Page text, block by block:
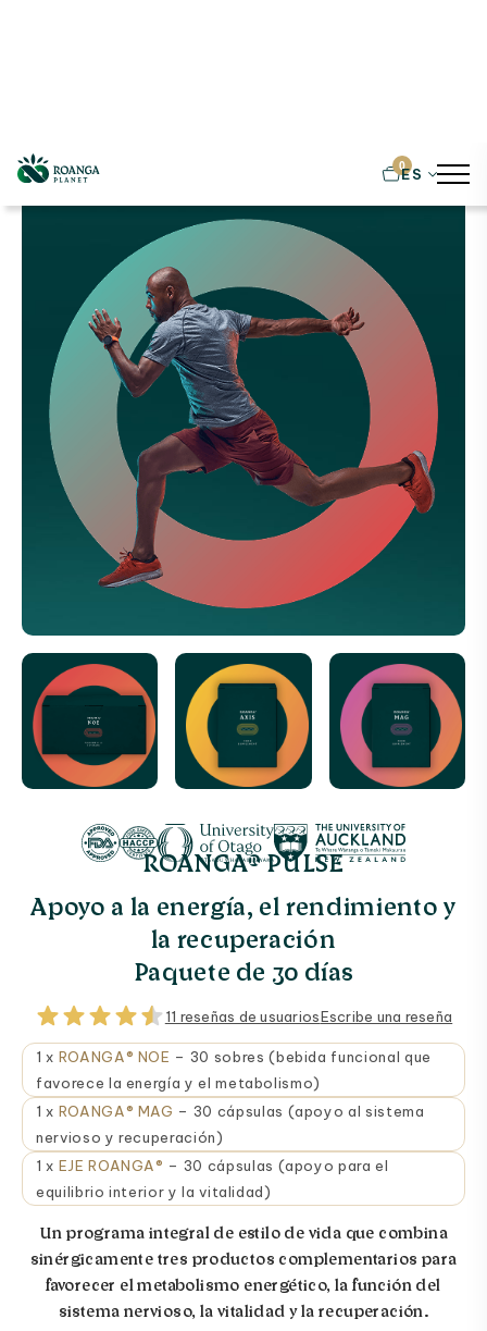
ROANGA® PULSE
Apoyo a la energía, el rendimiento y
la recuperación
Paquete de 30 días
11 reseñas de usuariosEscribe una reseña
1 x ROANGA® NOE – 30 sobres (bebida funcional que
favorece la energía y el metabolismo)
1 x ROANGA® MAG – 30 cápsulas (apoyo al sistema
nervioso y recuperación)
1 x EJE ROANGA® – 30 cápsulas (apoyo para el
equilibrio interior y la vitalidad)
Un programa integral de estilo de vida que combina
sinérgicamente tres productos complementarios para
favorecer el metabolismo energético, la función del
sistema nervioso, la vitalidad y la recuperación.